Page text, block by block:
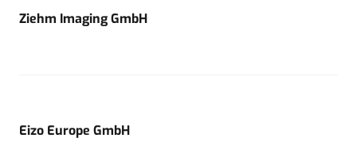
Ziehm Imaging GmbH
Eizo Europe GmbH